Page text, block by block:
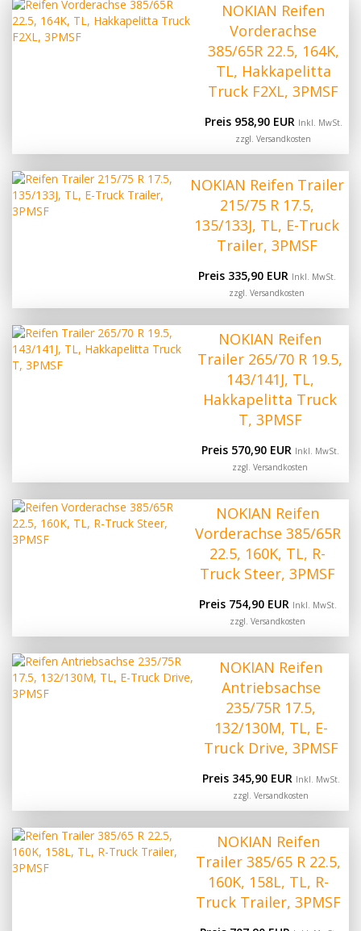
NOKIAN Reifen
Vorderachse
385/65R 22.5, 164K,
TL, Hakkapelitta
Truck F2XL, 3PMSF
Preis 958,90 EUR Inkl. MwSt.
zzgl.Versandkosten
NOKIAN Reifen Trailer
215/75 R 17.5,
135/133J, TL, E-Truck
Trailer, 3PMSF
Preis 335,90 EUR Inkl. MwSt.
zzgl.Versandkosten
NOKIAN Reifen
Trailer 265/70 R 19.5,
143/141J, TL,
Hakkapelitta Truck
T, 3PMSF
Preis 570,90 EUR Inkl. MwSt.
zzgl.Versandkosten
NOKIAN Reifen
Vorderachse 385/65R
22.5, 160K, TL, R-
Truck Steer, 3PMSF
Preis 754,90 EUR Inkl. MwSt.
zzgl. Versandkosten
NOKIAN Reifen
Antriebsachse
235/75R 17.5,
132/130M, TL, E-
Truck Drive, 3PMSF
Preis 345,90 EUR Inkl. MwSt.
zzgl.Versandkosten
NOKIAN Reifen
Trailer 385/65 R 22.5,
160K, 158L, TL, R-
Truck Trailer, 3PMSF